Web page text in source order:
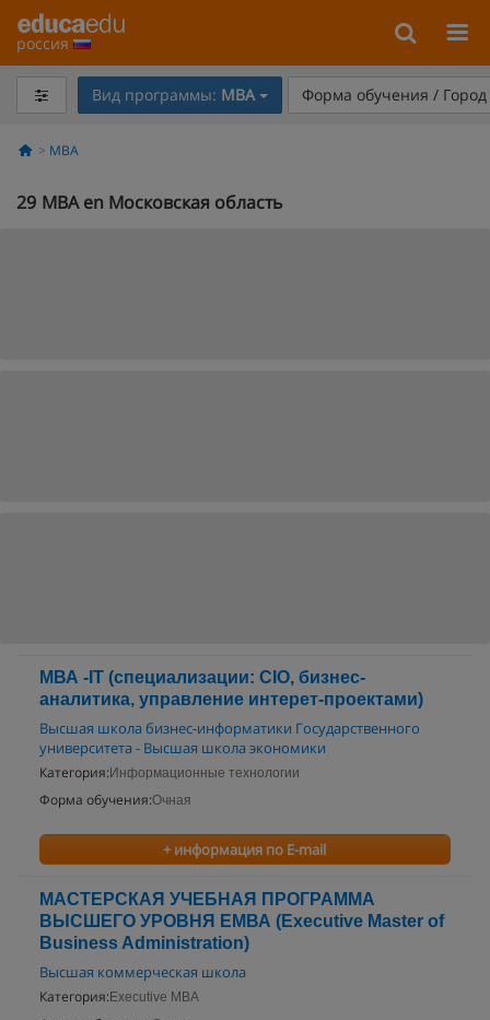
россия
Вид программы: MBA Форма обучения / Город
MBA
29 MBA en Московская область
МВА -IT (специализации: CIO, бизнес-
аналитика, управление интерет-проектами)
Высшая школа бизнес-информатики Государственного
университета - Высшая школа экономики
Категория: Информационные технологии
Форма обучения:Очная
+ информация по E-mail
МАСТЕРСКАЯ УЧЕБНАЯ ПРОГРАММА
ВЫСШЕГО УРОВНЯ ЕМВА (Executive Master of
Business Administration)
Высшая коммерческая школа
Категория: Executive MBA